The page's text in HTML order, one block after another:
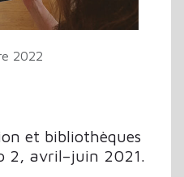
2022
et bibliothèques
2, avril–juin 2021.